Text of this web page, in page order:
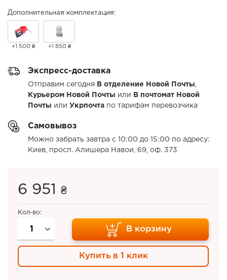
Дополнительная комплектация:
+1 500 ₴ +1 850 ₴
Экспресс-доставка
Отправим сегодня В отделение Новой Почты
Курьером Новой Почты или
В почтомат Новой
Почты или Укрпочта по тарифам перевозчика
Самовывоз
Можно забрать завтра с 10:00 до 15:00 по адресу:
Киев, просп. Алишера Навои, 69, оф. 373
6 951 ₴
Кол-во:
В корзину
Купить в 1 клик